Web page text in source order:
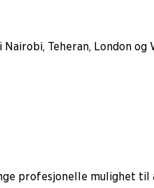
Teheran, London
profesjonelle mulighet